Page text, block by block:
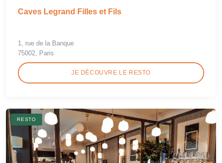
Caves Legrand Filles et Fils
1, rue de la Banque
75002, Paris
JE DÉCOUVRE LE RESTO
RESTO